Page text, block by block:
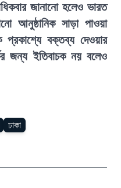
জানানো হলেও ভারত
আনুষ্ঠানিক সাড়া পাওয়া
প্রকাশ্যে বক্তব্য দেওয়ার
জন্য ইতিবাচক নয় বলেও
ঢাকা